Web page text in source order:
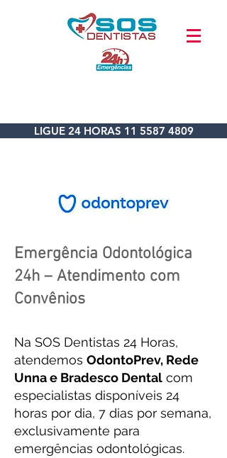
LIGUE 24 HORAS 11 5587 4809
Emergência Odontológica
24h – Atendimento com
Convênios
Na SOS Dentistas 24 Horas,
atendemos OdontoPrev, Rede
Unna e Bradesco Dental com
especialistas disponíveis 24
horas por dia, 7 dias por semana,
exclusivamente para
emergências odontológicas.